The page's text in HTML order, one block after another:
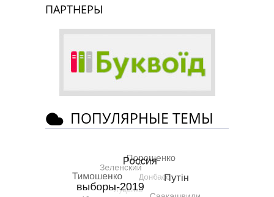
ПАРТНЕРЫ
ПОПУЛЯРНЫЕ ТЕМЫ